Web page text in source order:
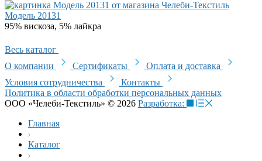
Модель 20131
95% вискоза, 5% лайкра
Весь каталог
О компании
Сертификаты
Оплата и доставка
Условия сотрудничества
Контакты
Политика в области обработки персональных данных
ООО «Челеби-Текстиль» © 2026 Разработка:
Главная
Каталог